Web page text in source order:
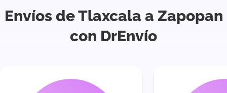
Envíos de Tlaxcala a Zapopan
con DrEnvío